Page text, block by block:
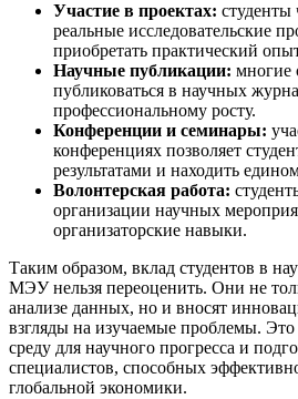
Участие в проектах: студенты
реальные исследовательские
приобретать практический
Научные публикации: многие
публиковаться в научных
профессиональному росту.
Конференции и семинары:
конференциях позволяет
результатами и находить
Волонтерская работа:
организации научных
организаторские навыки.
Таким образом, вклад студентов в
МЭУ нельзя переоценить. Они не
анализе данных, но и вносят
взгляды на изучаемые проблемы.
среду для научного прогресса и
специалистов, способных
глобальной экономики.